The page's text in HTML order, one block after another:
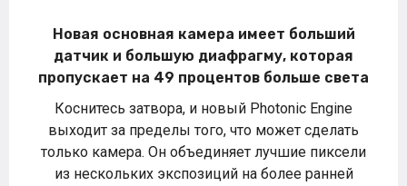
Новая основная камера имеет больший
датчик и большую диафрагму, которая
пропускает на 49 процентов больше света
Коснитесь затвора, и новый Photonic Engine
выходит за пределы того, что может сделать
только камера. Он объединяет лучшие пиксели
из нескольких экспозиций на более ранней